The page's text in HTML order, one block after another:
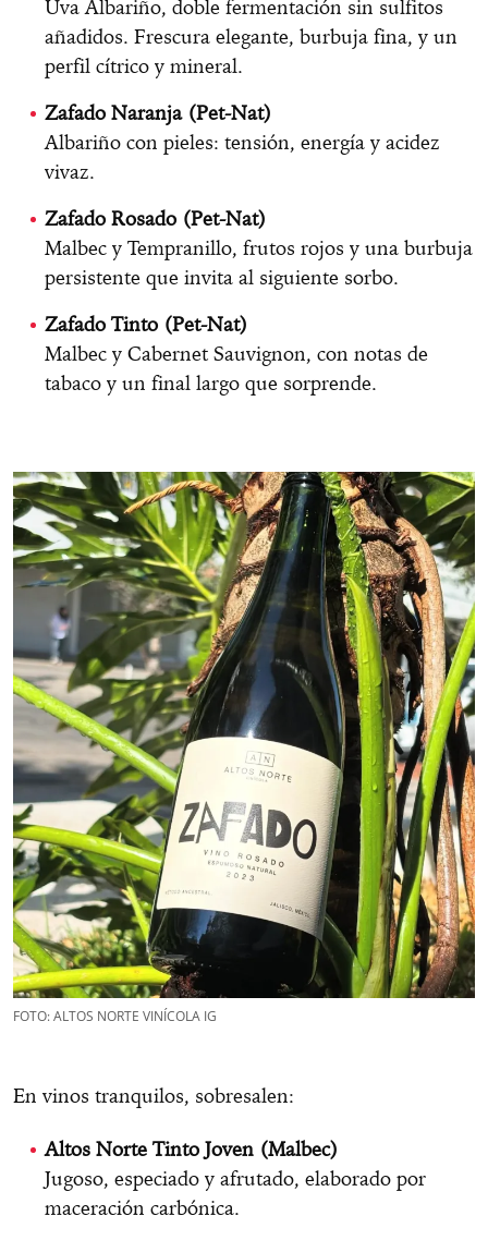
Uva Albariño, doble fermentación sin sulfitos
añadidos. Frescura elegante, burbuja fina, y un
perfil cítrico y mineral.
Zafado Naranja (Pet-Nat)
Albariño con pieles: tensión, energía y acidez
vivaz.
Zafado Rosado (Pet-Nat)
Malbec y Tempranillo, frutos rojos y una burbuja
persistente que invita al siguiente sorbo.
Zafado Tinto (Pet-Nat)
Malbec y Cabernet Sauvignon, con notas de
tabaco y un final largo que sorprende.
FOTO: ALTOS NORTE VINÍCOLA IG
En vinos tranquilos, sobresalen:
Altos Norte Tinto Joven (Malbec)
Jugoso, especiado y afrutado, elaborado por
maceración carbónica.